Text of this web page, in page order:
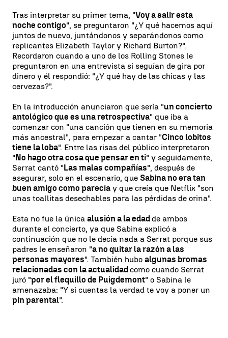
Tras interpretar su primer tema, "Voy a salir esta
noche contigo", se preguntaron "¿Y qué hacemos aquí
juntos de nuevo, juntándonos y separándonos como
replicantes Elizabeth Taylor y Richard Burton?".
Recordaron cuando a uno de los Rolling Stones le
preguntaron en una entrevista si seguían de gira por
dinero y él respondió: "¿Y qué hay de las chicas y las
cervezas?".
En la introducción anunciaron que sería "un concierto
antológico que es una retrospectiva" que iba a
comenzar con "una canción que tienen en su memoria
más ancestral", para empezar a cantar "Cinco lobitos
tiene la loba". Entre las risas del público interpretaron
"No hago otra cosa que pensar en ti" y seguidamente,
Serrat cantó "Las malas compañías", después de
asegurar, solo en el escenario, que Sabina no era tan
buen amigo como parecía y que creía que Netflix "son
unas toallitas desechables para las pérdidas de orina".
Esta no fue la única alusión a la edadde ambos
durante el concierto, ya que Sabina explicó a
continuación que no le decía nada a Serrat porque sus
padres le enseñaron "a no quitar la razón a las
personas mayores". También hubo algunas bromas
relacionadas con la actualidadcomo cuando Serrat
juró "por el flequillo de Puigdemont" o Sabina le
amenazaba: "Y si cuentas la verdad te voy a poner un
pin parental".